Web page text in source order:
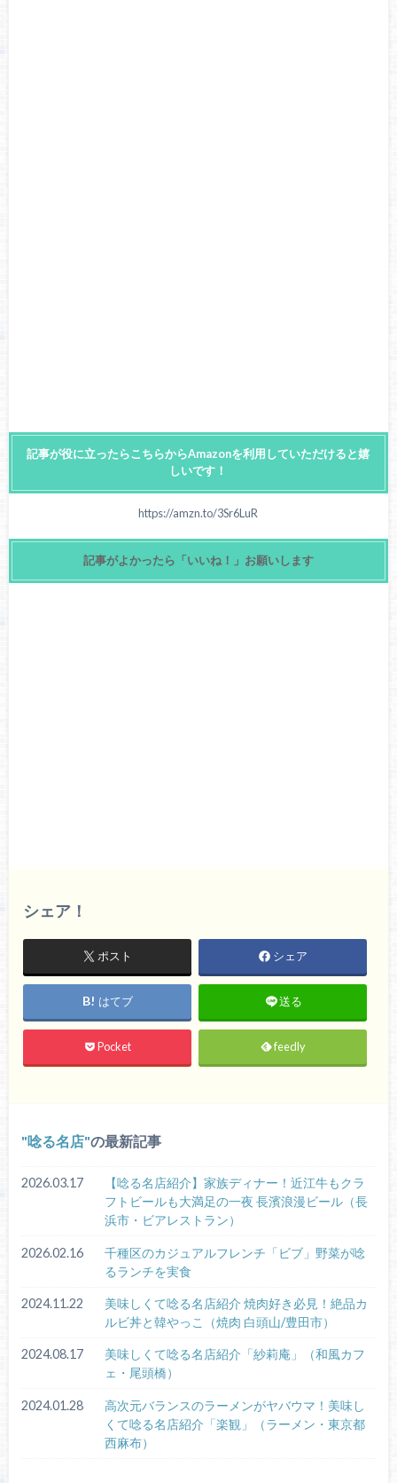
記事が役に立ったらこちらからAmazonを利用していただけると嬉
しいです！
https://amzn.to/3Sr6LuR
記事がよかったら「いいね！」お願いします
シェア！
ポスト シェア
はてブ 送る
Pocket feedly
唸る名店 の最新記事
2026.03.17
【唸る名店紹介】家族ディナー！近江牛もクラ
フトビールも大満足の一夜 長濱浪漫ビール（長
浜市・ビアレストラン）
2026.02.16
千種区のカジュアルフレンチ「ビブ」野菜が唸
るランチを実食
2024.11.22
美味しくて唸る名店紹介 焼肉好き必見！絶品カ
ルビ丼と韓やっこ（焼肉 白頭山/豊田市）
2024.08.17
美味しくて唸る名店紹介「紗莉庵」（和風カフ
ェ・尾頭橋）
2024.01.28
高次元バランスのラーメンがヤバウマ！美味し
くて唸る名店紹介「楽観」（ラーメン・東京都
西麻布）